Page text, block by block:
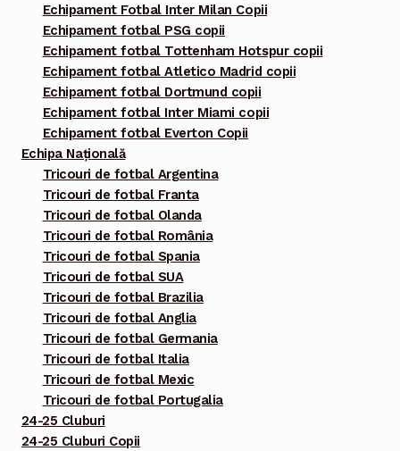
Echipament Fotbal Inter Milan Copii
Echipament fotbal PSG copii
Echipament fotbal Tottenham Hotspur copii
Echipament fotbal Atletico Madrid copii
Echipament fotbal Dortmund copii
Echipament fotbal Inter Miami copii
Echipament fotbal Everton Copii
Echipa Națională
Tricouri de fotbal Argentina
Tricouri de fotbal Franta
Tricouri de fotbal Olanda
Tricouri de fotbal România
Tricouri de fotbal Spania
Tricouri de fotbal SUA
Tricouri de fotbal Brazilia
Tricouri de fotbal Anglia
Tricouri de fotbal Germania
Tricouri de fotbal Italia
Tricouri de fotbal Mexic
Tricouri de fotbal Portugalia
24-25 Cluburi
24-25 Cluburi Copii